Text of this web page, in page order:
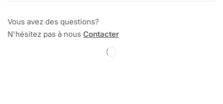
Vous avez des questions?
N'hésitez pas à nous Contacter